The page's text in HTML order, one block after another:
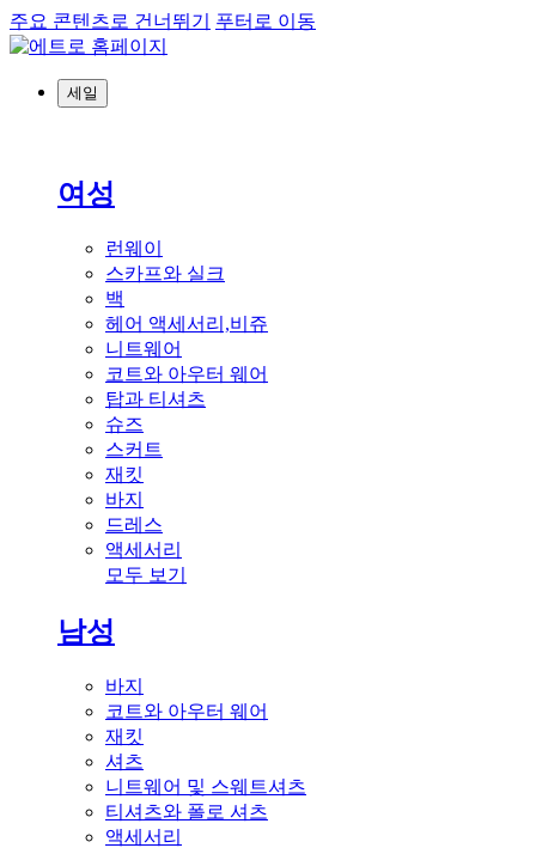
주요 콘텐츠로 건너뛰기 푸터로 이동
세일
여성
런웨이
스카프와 실크
백
헤어 액세서리,비쥬
니트웨어
코트와 아우터 웨어
탑과 티셔츠
슈즈
스커트
재킷
바지
드레스
액세서리
모두 보기
남성
바지
코트와 아우터 웨어
재킷
셔츠
니트웨어 및 스웨트셔츠
티셔츠와 폴로 셔츠
액세서리